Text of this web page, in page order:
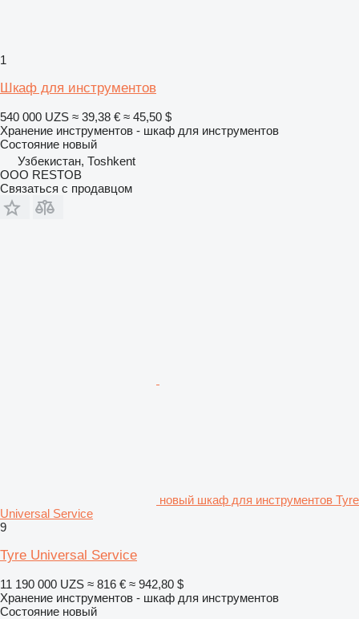
1
Шкаф для инструментов
540 000 UZS ≈ 39,38 € ≈ 45,50 $
Хранение инструментов - шкаф для инструментов
Состояние новый
Узбекистан, Тоshkent
OOO RESTOB
Связаться с продавцом
новый шкаф для инструментов Tyre
Universal Service
9
Tyre Universal Service
11 190 000 UZS ≈ 816 € ≈ 942,80 $
Хранение инструментов - шкаф для инструментов
Состояние новый